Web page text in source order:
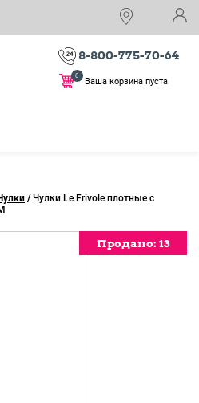
8-800-775-70-64
Ваша корзина пуста
0
/ Чулки Le Frivole плотные с
Продано: 13
Продано: 13
Продано: 13